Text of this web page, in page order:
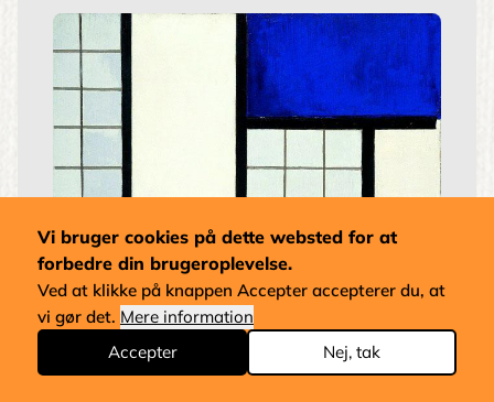
Vi bruger cookies på dette websted for at
forbedre din brugeroplevelse.
Ved at klikke på knappen Accepter accepterer du, at
vi gør det. Mere information
Accepter
Nej, tak